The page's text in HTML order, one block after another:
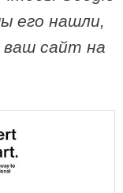
его нашли,
сайт на